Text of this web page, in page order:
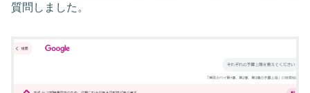
質問しました。